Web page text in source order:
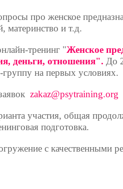
про женское
материнство и т.д.
тренинг "Женское
деньги, отношения". До
на первых условиях.
zakaz@psytraining.org
участия, общая
подготовка.
с качественными